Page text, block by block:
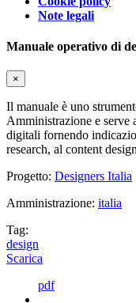
Note legali
Manuale operativo di
×
Il manuale è uno
Amministrazione e serve
digitali fornendo
research, al content
Progetto: Designers Italia
Amministrazione: italia
Tag:
design
Scarica
pdf